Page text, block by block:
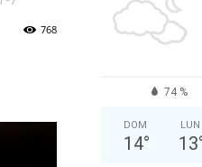
768
74 %
DOM
14°
LUN
13